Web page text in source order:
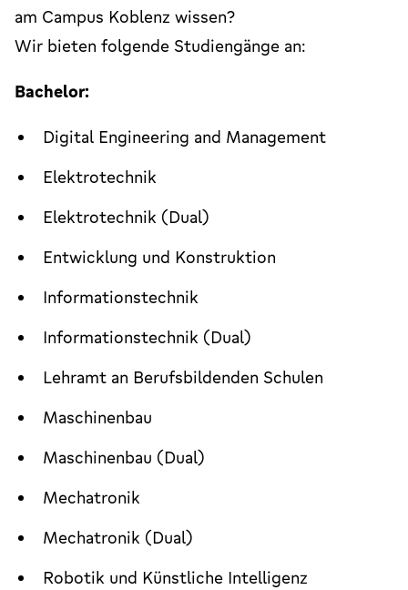
am Campus Koblenz wissen?
Wir bieten folgende Studiengänge an:
Bachelor:
Digital Engineering and Management
Elektrotechnik
Elektrotechnik (Dual)
Entwicklung und Konstruktion
Informationstechnik
Informationstechnik (Dual)
Lehramt an Berufsbildenden Schulen
Maschinenbau
Maschinenbau (Dual)
Mechatronik
Mechatronik (Dual)
Robotik und Künstliche Intelligenz